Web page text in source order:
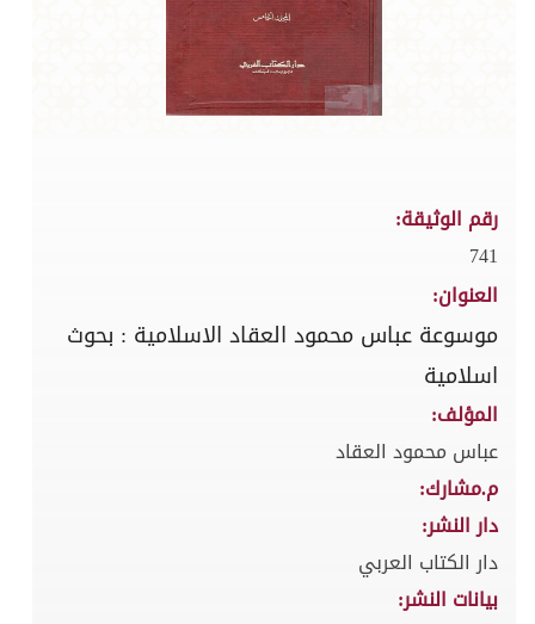
رقم الوثيقة:
741
العنوان:
موسوعة عباس محمود العقاد الاسلامية : بحوث
اسلامية
المؤلف:
عباس محمود العقاد
م.مشارك:
دار النشر:
دار الكتاب العربي
بيانات النشر: